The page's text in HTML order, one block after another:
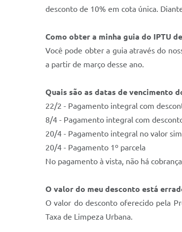
desconto de 10% em cota única.
Como obter a minha guia do IPTU
Você pode obter a guia através do
a partir de março desse ano.
Quais são as datas de vencimento
22/2 - Pagamento integral com
8/4 - Pagamento integral com
20/4 - Pagamento integral no valor
20/4 - Pagamento 1º parcela
No pagamento à vista, não há
O valor do meu desconto está
O valor do desconto oferecido pela
Taxa de Limpeza Urbana.